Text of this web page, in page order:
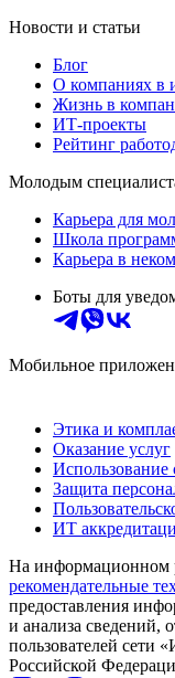
Новости и статьи
Блог
О компаниях в
Жизнь в
ИТ-проекты
Рейтинг
Молодым
Карьера для
Школа
Карьера в
Боты для
Мобильное
Этика и
Оказание услуг
Использование
Защита
ИТ
На информационном
рекомендательные
предоставления
и анализа сведений,
пользователей сети
Российской